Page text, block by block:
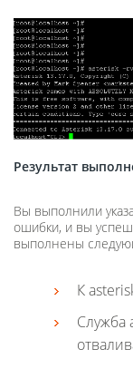
Результат
Вы выполнили
ошибки, и вы
выполнены
К
Служба